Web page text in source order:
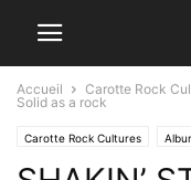
Accueil Carotte Rock
Solid as a rock
Carotte Rock Cultures